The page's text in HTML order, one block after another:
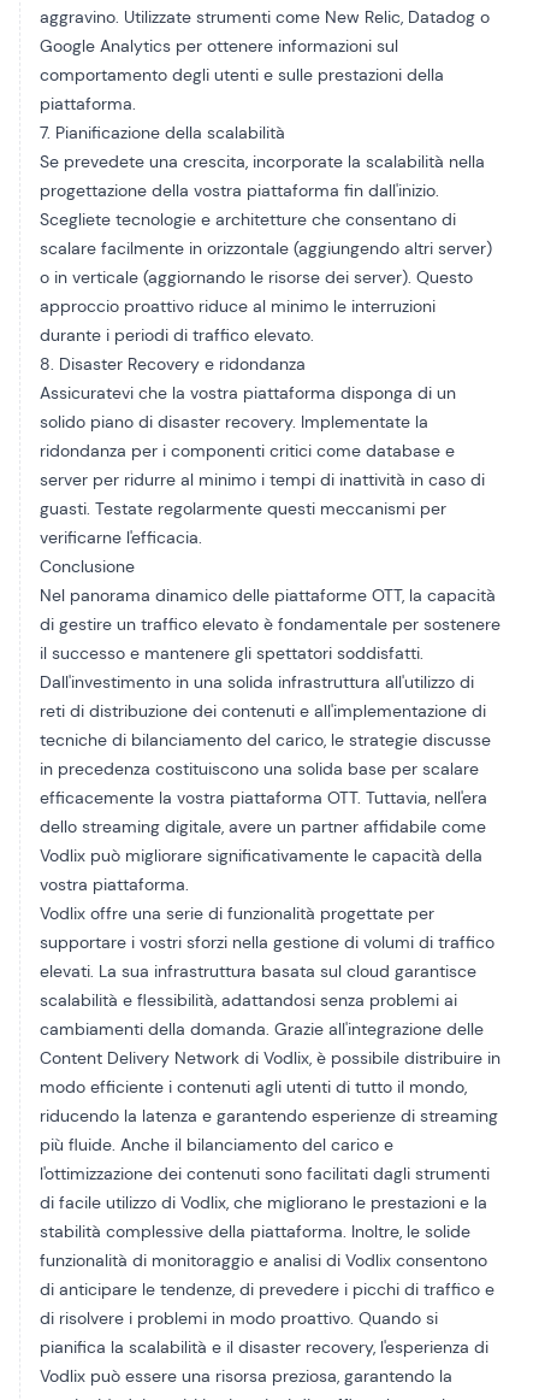
aggravino. Utilizzate strumenti come New Relic, Datadog o
Google Analytics per ottenere informazioni sul
comportamento degli utenti e sulle prestazioni della
piattaforma.
7. Pianificazione della scalabilità
Se prevedete una crescita, incorporate la scalabilità nella
progettazione della vostra piattaforma fin dall'inizio.
Scegliete tecnologie e architetture che consentano di
scalare facilmente in orizzontale (aggiungendo altri server)
o in verticale (aggiornando le risorse dei server). Questo
approccio proattivo riduce al minimo le interruzioni
durante i periodi di traffico elevato.
8. Disaster Recovery e ridondanza
Assicuratevi che la vostra piattaforma disponga di un
solido piano di disaster recovery. Implementate la
ridondanza per i componenti critici come database e
server per ridurre al minimo i tempi di inattività in caso di
guasti. Testate regolarmente questi meccanismi per
verificarne l'efficacia.
Conclusione
Nel panorama dinamico delle piattaforme OTT, la capacità
di gestire un traffico elevato è fondamentale per sostenere
il successo e mantenere gli spettatori soddisfatti.
Dall'investimento in una solida infrastruttura all'utilizzo di
reti di distribuzione dei contenuti e all'implementazione di
tecniche di bilanciamento del carico, le strategie discusse
in precedenza costituiscono una solida base per scalare
efficacemente la vostra piattaforma OTT. Tuttavia, nell'era
dello streaming digitale, avere un partner affidabile come
Vodlix può migliorare significativamente le capacità della
vostra piattaforma.
Vodlix offre una serie di funzionalità progettate per
supportare i vostri sforzi nella gestione di volumi di traffico
elevati. La sua infrastruttura basata sul cloud garantisce
scalabilità e flessibilità, adattandosi senza problemi ai
cambiamenti della domanda. Grazie all'integrazione delle
Content Delivery Network di Vodlix, è possibile distribuire in
modo efficiente i contenuti agli utenti di tutto il mondo,
riducendo la latenza e garantendo esperienze di streaming
più fluide. Anche il bilanciamento del carico e
l'ottimizzazione dei contenuti sono facilitati dagli strumenti
di facile utilizzo di Vodlix, che migliorano le prestazioni e la
stabilità complessive della piattaforma. Inoltre, le solide
funzionalità di monitoraggio e analisi di Vodlix consentono
di anticipare le tendenze, di prevedere i picchi di traffico e
di risolvere i problemi in modo proattivo. Quando si
pianifica la scalabilità e il disaster recovery, l'esperienza di
Vodlix può essere una risorsa preziosa, garantendo la